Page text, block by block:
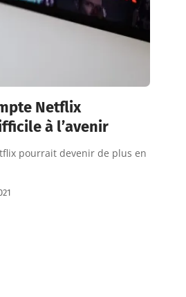
Netflix
à l’avenir
pourrait devenir de plus en